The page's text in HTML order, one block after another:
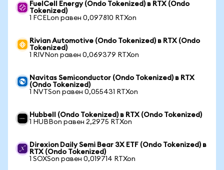
FuelCell Energy (Ondo Tokenized) в RTX (Ondo
Tokenized)
1 FCELon равен 0,097810 RTXon
Rivian Automotive (Ondo Tokenized) в RTX (Ondo
Tokenized)
1 RIVNon равен 0,069379 RTXon
Navitas Semiconductor (Ondo Tokenized) в RTX
(Ondo Tokenized)
1 NVTSon равен 0,055431 RTXon
Hubbell (Ondo Tokenized) в RTX (Ondo Tokenized)
1 HUBBon равен 2,2975 RTXon
Direxion Daily Semi Bear 3X ETF (Ondo Tokenized) в
RTX (Ondo Tokenized)
1 SOXSon равен 0,019714 RTXon